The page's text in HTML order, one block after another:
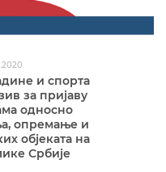
и спорта
за пријаву
односно
опремање и
објеката на
Србије